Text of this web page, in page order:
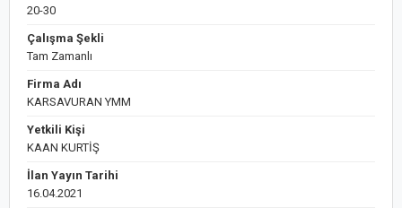
20-30
Çalışma Şekli
Tam Zamanlı
Firma Adı
KARSAVURAN YMM
Yetkili Kişi
KAAN KURTİŞ
İlan Yayın Tarihi
16.04.2021